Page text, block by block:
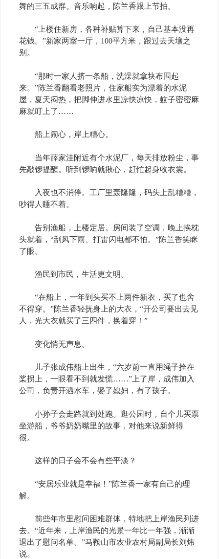
舞的三五成群。音乐响起，陈兰香跟上节拍。
“上楼住新房，各种补贴算下来，自己基本没再
花钱。”新家两室一厅，100平方米，跟过去天壤之
别。
“那时一家人挤一条船，洗澡就拿块布围起
来。”陈兰香翻看老照片，住家船实为漂着的水泥
屋，夏天闷热，把脚伸进水里凉快凉快，蚊子密密麻
麻就叮上了……
船上闹心，岸上糟心。
当年薛家洼附近有个水泥厂，每天排放粉尘，事
先敲锣提醒。听到锣响就揪心，赶忙起身收衣裳。
入夜也不消停。工厂里轰隆隆，码头上乱糟糟，
吵得人睡不着。
告别渔船，上楼定居。房间装了空调，晚上挨枕
头就着，“刮风下雨、打雷闪电都不怕。”陈兰香笑眯
了眼。
渔民到市民，生活更文明。
“在船上，一年到头买不上两件新衣，买了也舍
不得穿。”陈兰香轻抚身上的大衣，“开公司要出去见
人，光大衣就买了三四件，换着穿！”
变化悄无声息。
儿子张成伟船上出生，“六岁前一直用绳子拴在
桨拐上，一眼看不到就发慌……”上了岸，成伟加入
公司，负责开洒水车，娶了媳妇，有了孩子。
小孙子会走路就到处跑。逛公园时，自个儿买票
坐游船，爷爷奶奶嘴里的故事，对他来说新鲜得
很。
这样的日子会不会有些平淡？
“安居乐业就是幸福！”陈兰香一家有自己的理
解。
前些年市里慰问困难群体，特地把上岸渔民列进
去。“近年来，上岸渔民的光景一年比一年强，渐渐
退出了慰问名单。”马鞍山市农业农村局副局长刘炜
说。